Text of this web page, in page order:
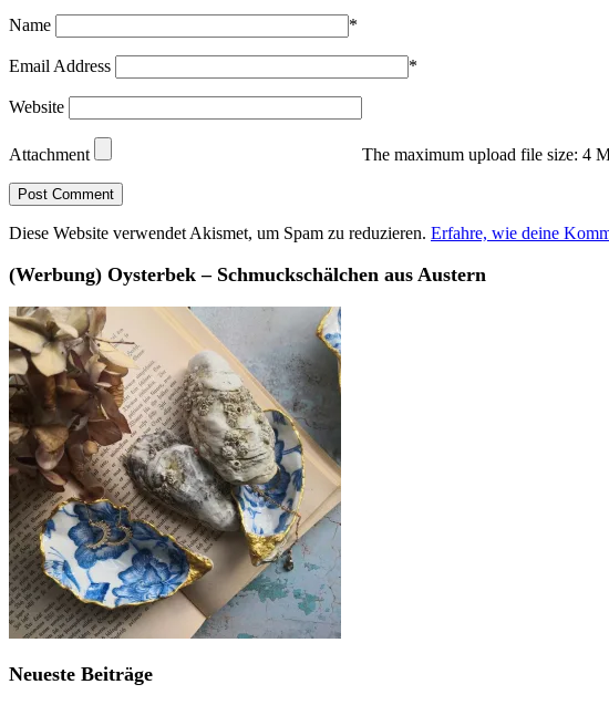
Name *
Email Address *
Website
Attachment The maximum upload file size: 4
Diese Website verwendet Akismet, um Spam zu reduzieren. Erfahre, wie deine
(Werbung) Oysterbek – Schmuckschälchen aus Austern
Neueste Beiträge